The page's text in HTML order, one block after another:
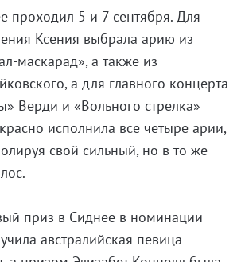
проходил 5 и 7 сентября. Для
Ксения выбрала арию из
маскарад», а также из
а для главного концерта
Верди и «Вольного стрелка»
исполнила все четыре арии,
свой сильный, но в то же
приз в Сиднее в номинации
австралийская певица